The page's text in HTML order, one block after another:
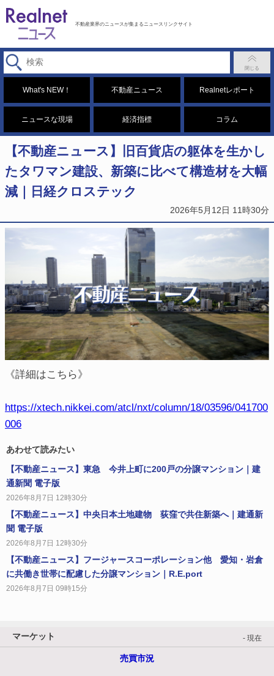
不動産業界のニュースが集まるニュースリンクサイト
What's NEW！ 不動産ニュース Realnetレポート
ニュースな現場 経済指標 コラム
【不動産ニュース】旧百貨店の躯体を生かし
たタワマン建設、新築に比べて構造材を大幅
減｜日経クロステック
2026年5月12日 11時30分
《詳細はこちら》
https://xtech.nikkei.com/atcl/nxt/column/18/03596/041700
006
あわせて読みたい
【不動産ニュース】東急 今井上町に200戸の分譲マンション｜建
通新聞 電子版
2026年8月7日 12時30分
【不動産ニュース】中央日本土地建物 荻窪で共住新築へ｜建通新
聞 電子版
2026年8月7日 12時30分
【不動産ニュース】フージャースコーポレーション他 愛知・岩倉
に共働き世帯に配慮した分譲マンション｜R.E.port
2026年8月7日 09時15分
マーケット - 現在
売買市況